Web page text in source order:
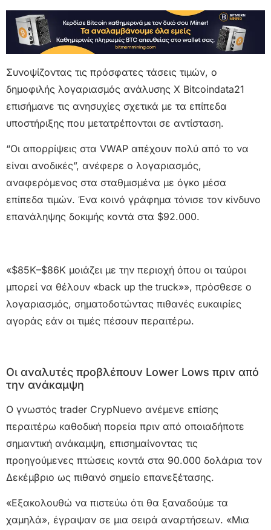
Συνοψίζοντας τις πρόσφατες τάσεις τιμών, ο
δημοφιλής λογαριασμός ανάλυσης X Bitcoindata21
επισήμανε τις ανησυχίες σχετικά με τα επίπεδα
υποστήριξης που μετατρέπονται σε αντίσταση.
“Οι απορρίψεις στα VWAP απέχουν πολύ από το να
είναι ανοδικές”, ανέφερε ο λογαριασμός,
αναφερόμενος στα σταθμισμένα με όγκο μέσα
επίπεδα τιμών. Ένα κοινό γράφημα τόνισε τον κίνδυνο
επανάληψης δοκιμής κοντά στα $92.000.
«$85K–$86K μοιάζει με την περιοχή όπου οι ταύροι
μπορεί να θέλουν «back up the truck»», πρόσθεσε ο
λογαριασμός, σηματοδοτώντας πιθανές ευκαιρίες
αγοράς εάν οι τιμές πέσουν περαιτέρω.
Οι αναλυτές προβλέπουν Lower Lows πριν από
την ανάκαμψη
Ο γνωστός trader CrypNuevo ανέμενε επίσης
περαιτέρω καθοδική πορεία πριν από οποιαδήποτε
σημαντική ανάκαμψη, επισημαίνοντας τις
προηγούμενες πτώσεις κοντά στα 90.000 δολάρια τον
Δεκέμβριο ως πιθανό σημείο επανεξέτασης.
«Εξακολουθώ να πιστεύω ότι θα ξαναδούμε τα
χαμηλά», έγραψαν σε μια σειρά αναρτήσεων. «Μια